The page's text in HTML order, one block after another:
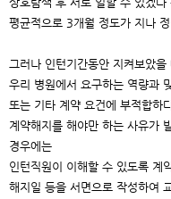
평균적으로 3개월 정도가 지나
그러나 인턴기간동안 지켜보았을
우리 병원에서 요구하는 역량과
또는 기타 계약 요건에 부적합하
계약해지를 해야만 하는 사유가
경우에는
인턴직원이 이해할 수 있도록 계
해지일 등을 서면으로 작성하여